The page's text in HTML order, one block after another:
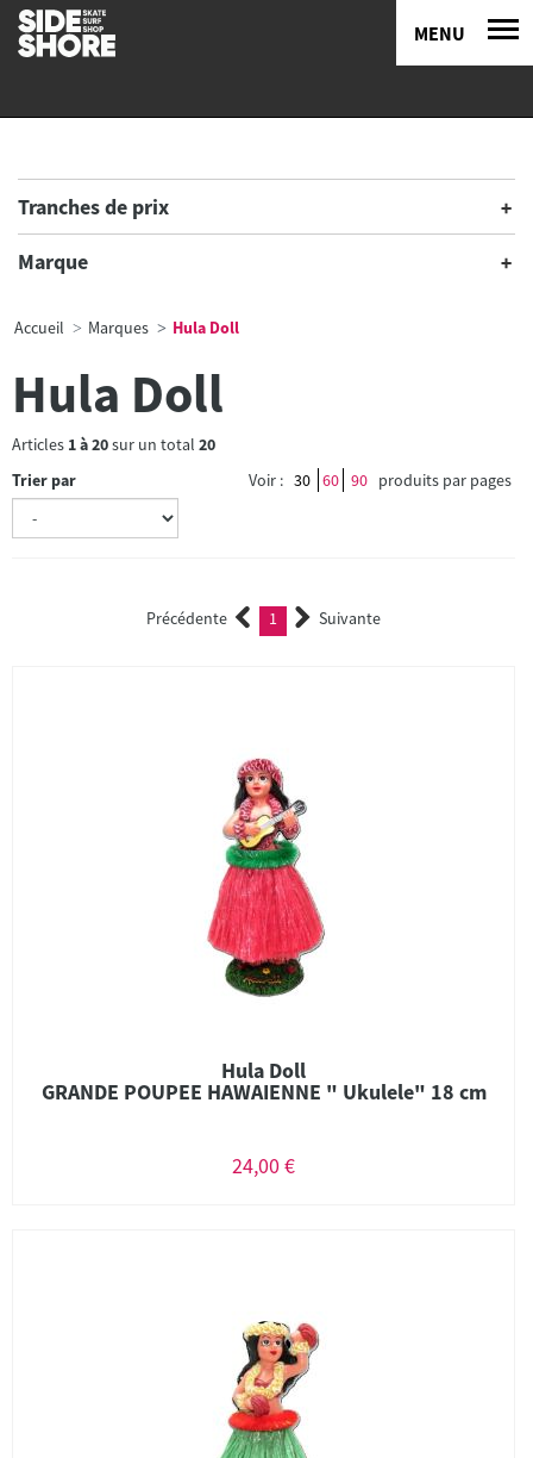
MENU
Tranches de prix
Marque
Accueil Marques Hula Doll
Hula Doll
Articles 1à20sur un total 20
Trier par
Voir : 30 60 90 produits par pages
Précédente 1 (current)Suivante
Hula Doll
GRANDE POUPEE HAWAIENNE " Ukulele" 18 cm
24,00 €